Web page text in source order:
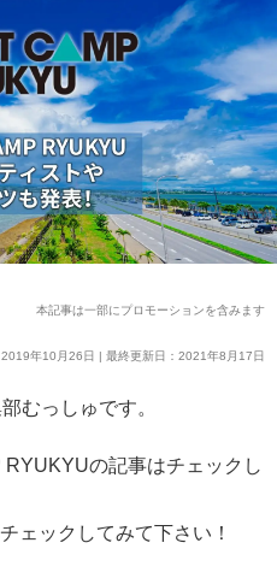
本記事は一部にプロモーションを含みます
年10月26日 | 最終更新日：2021年8月17日
むっしゅです。
の記事はチェックし
ェックしてみて下さい！